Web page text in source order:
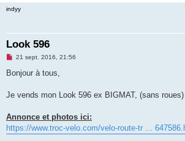
indyy
Look 596
M
s
g
o
n
l
21 sept. 2016, 21:56
Bonjour à tous,
Je vends mon Look 596 ex BIGMAT, (sans roues)
Annonce et photos ici:
https://www.troc-velo.com/velo-route-tr ...